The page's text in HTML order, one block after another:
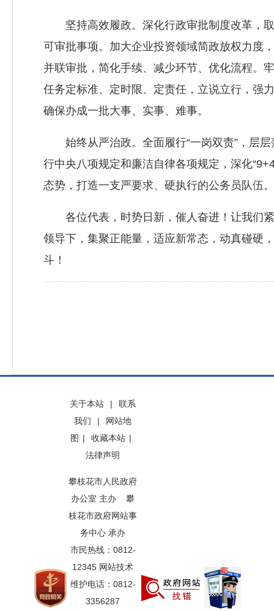
坚持高效履政。深化行政审批制度改革，取
可审批事项。加大企业投资领域简政放权力度
并联审批，简化手续、减少环节、优化流程。
任务定标准、定时限、定责任，立说立行，强
确保办成一批大事、实事、难事。
始终从严治政。全面履行“一岗双责”，层层
行中央八项规定和廉洁自律各项规定，深化
态势，打造一支严要求、硬执行的公务员队伍。
各位代表，时势日新，催人奋进！让我们紧
领导下，集聚正能量，适应新常态，动真碰硬
斗！
关于本站 |
联系
我们
|
网站地
图 | 收藏本站 |
法律声明
攀枝花市人民政府
办公室 主办 攀
枝花市政府网站事
务中心 承办
市民热线：0812-
12345 网站技术
维护电话：0812-
3356287